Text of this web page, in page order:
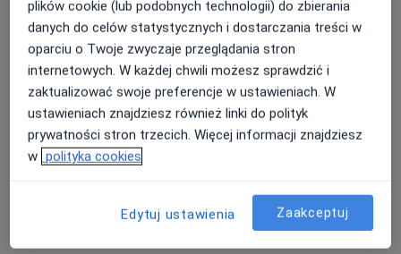
Zobacz galerię (1)
Płatność online akceptowana
Oszczędź swój czas przed wizytą.
plików cookie (lub podobnych technologii) do zbierania
danych do celów statystycznych i dostarczania treści w
oparciu o Twoje zwyczaje przeglądania stron
internetowych. W każdej chwili możesz sprawdzić i
zaktualizować swoje preferencje w ustawieniach. W
ustawieniach znajdziesz również linki do polityk
prywatności stron trzecich. Więcej informacji znajdziesz
w polityka cookies
Edytuj ustawienia Zaakceptuj